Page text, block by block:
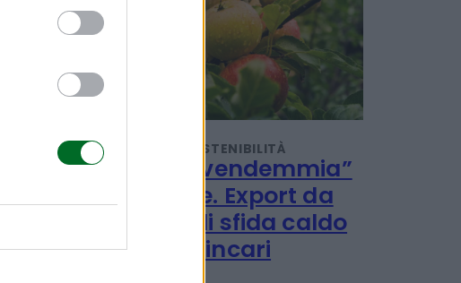
TENDENZE E SOSTENIBILITÀ
Al via la “vendemmia”